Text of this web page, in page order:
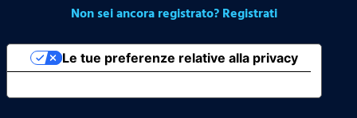
Non sei ancora registrato? Registrati
Le tue preferenze relative alla privacy